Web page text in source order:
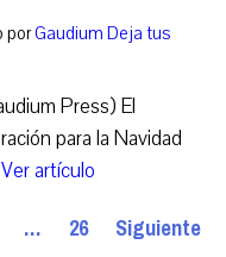
porGaudium Deja tus
Press) El
para la Navidad
Ver artículo
… 26
Siguiente